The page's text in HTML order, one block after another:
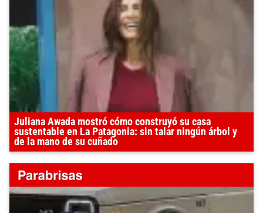
Juliana Awada mostró cómo construyó su casa
sustentable en La Patagonia: sin talar ningún árbol y
de la mano de su cuñado